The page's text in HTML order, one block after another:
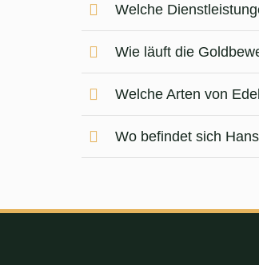
Welche
Wie läuft die
Welche Arten von
Wo befindet sich